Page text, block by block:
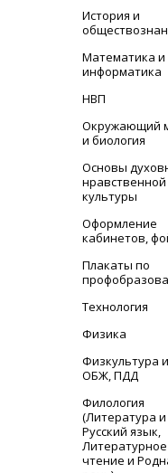
История и
Математика и
информатика
НВП
Окружающий
и биология
Основы
нравственной
культуры
Оформление
кабинетов,
Плакаты по
Технология
Физика
Физкультура и
ОБЖ, ПДД
Филология
(Литература и
Русский язык,
Литературное
чтение и